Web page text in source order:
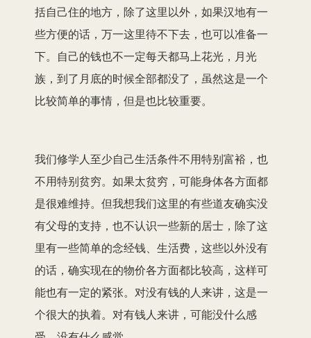
括自己住的地方，除了这里以外，如果汉地有一
些方便的话，万一这里待不下去，也可以准备一
下。自己的钱也不一定每天都马上花光，月光
族，到了月底的时候全部都没了，虽然这是一个
比较简单的事情，但是也比较重要。
我们修学人至少自己生活条件不用特别富裕，也
不用特别贫穷。如果太贫穷，可能身体各方面都
是很难维持。但我想我们这里的有些道友确实没
有父母的支持，也不认识一些新的居士，除了这
里有一些简单的念经钱、生活费，这些以外没有
的话，确实现在的物价各方面都比较高，这样可
能也有一定的紧张。对没有钱的人来讲，这是一
个很大的执着。对有钱人来讲，可能没什么感